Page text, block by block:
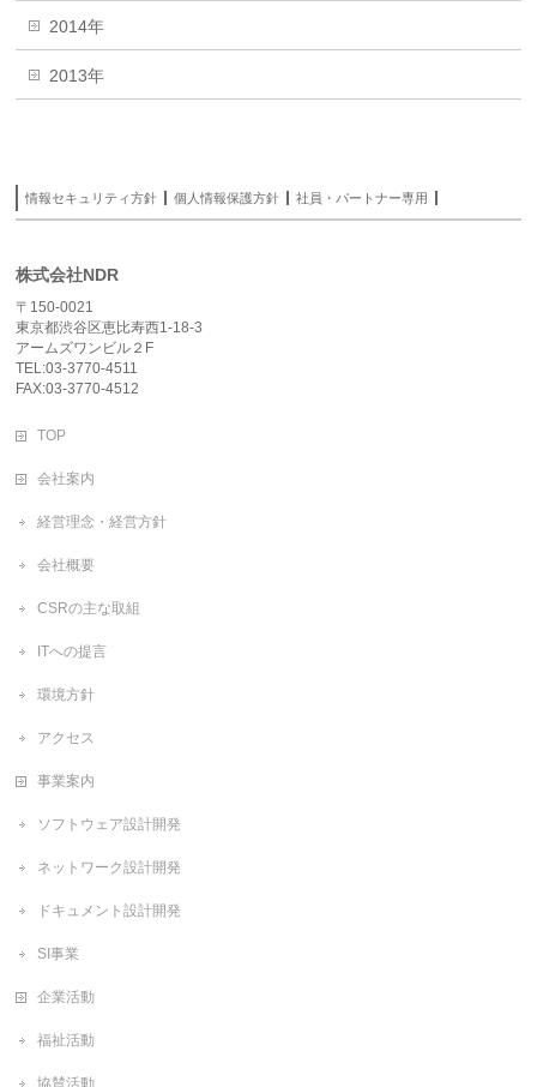
2014年
2013年
情報セキュリティ方針 個人情報保護方針 社員・パートナー専用
株式会社NDR
〒150-0021
東京都渋谷区恵比寿西1-18-3
アームズワンビル２F
TEL:03-3770-4511
FAX:03-3770-4512
TOP
会社案内
経営理念・経営方針
会社概要
CSRの主な取組
ITへの提言
環境方針
アクセス
事業案内
ソフトウェア設計開発
ネットワーク設計開発
ドキュメント設計開発
SI事業
企業活動
福祉活動
協賛活動